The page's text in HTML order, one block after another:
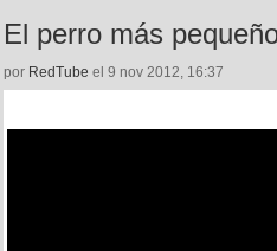
El perro más
por RedTube el 9 nov 2012, 16:37